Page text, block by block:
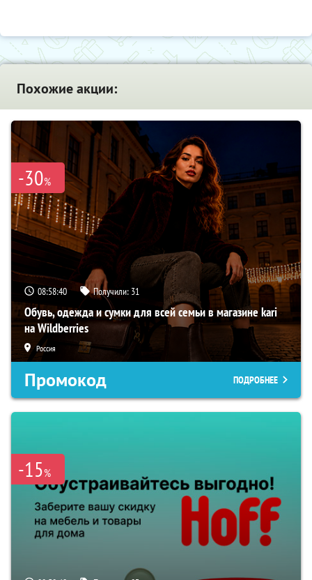
Похожие акции:
-30%
08:58:39 Получили: 31
Обувь, одежда и сумки для всей семьи в магазине kari
на Wildberries
Россия
Промокод ПОДРОБНЕЕ
-15%